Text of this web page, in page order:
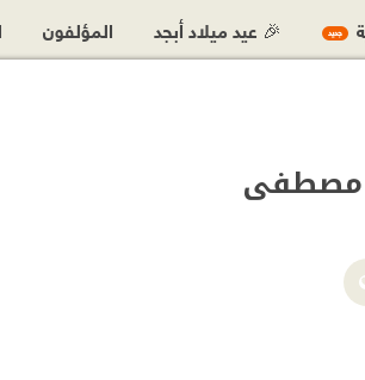
مصطفى
جديد 🎉 عيد ميلاد أبجد المؤلفون